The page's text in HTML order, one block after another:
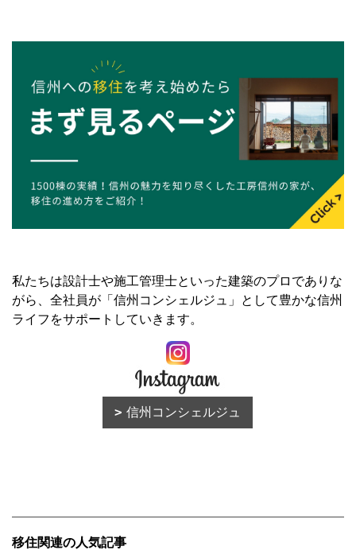
私たちは設計士や施工管理士といった建築のプロでありな
がら、全社員が「信州コンシェルジュ」として豊かな信州
ライフをサポートしていきます。
信州コンシェルジュ
移住関連の人気記事